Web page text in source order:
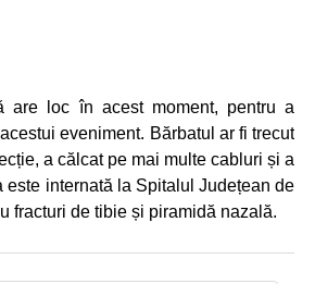
are loc în acest moment, pentru a
eveniment. Bărbatul ar fi trecut
a călcat pe mai multe cabluri și a
este internată la Spitalul Județean de
fracturi de tibie și piramidă nazală.